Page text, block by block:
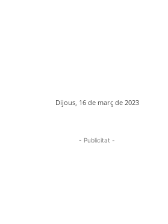
Dijous, 16 de març de 2023
- Publicitat -